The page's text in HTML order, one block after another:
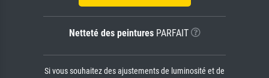
Netteté des peinturesPARFAIT
Si vous souhaitez des ajustements de luminosité et de